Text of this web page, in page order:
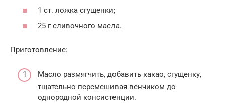
1 ст. ложка сгущенки;
25 г сливочного масла.
Приготовление:
Масло размягчить, добавить какао, сгущенку,
тщательно перемешивая венчиком до
однородной консистенции.